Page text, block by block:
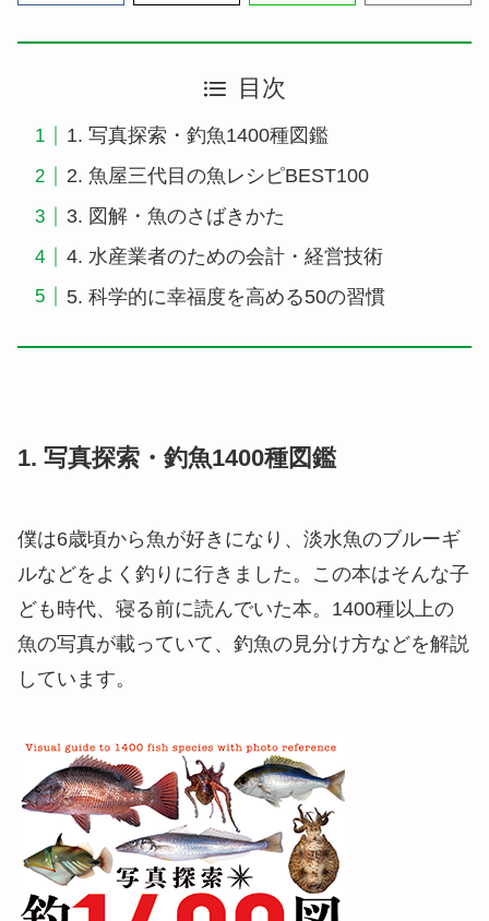
目次
1. 写真探索・釣魚1400種図鑑
2. 魚屋三代目の魚レシピBEST100
3. 図解・魚のさばきかた
4. 水産業者のための会計・経営技術
5. 科学的に幸福度を高める50の習慣
1. 写真探索・釣魚1400種図鑑
僕は6歳頃から魚が好きになり、淡水魚のブルーギ
ルなどをよく釣りに行きました。この本はそんな子
ども時代、寝る前に読んでいた本。1400種以上の
魚の写真が載っていて、釣魚の見分け方などを解説
しています。